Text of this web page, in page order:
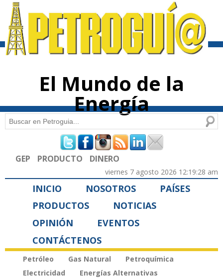
contenido
El Mundo de la
Energía
Formulario de búsqueda
Buscar
GEP PRODUCTO DINERO
viernes 7 agosto 2026 12:19:28 am
INICIO NOSOTROS
PAÍSES
PRODUCTOS
NOTICIAS
OPINIÓN
EVENTOS
CONTÁCTENOS
Petróleo Gas Natural
Petroquímica
Electricidad
Energías Alternativas